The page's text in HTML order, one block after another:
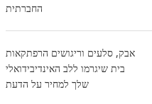
החברתית
אבק, סלעים וריגושים הרפתקאות
בית שיגרמו ללב האינדיבידואלי
שלך למחיר על הדעת